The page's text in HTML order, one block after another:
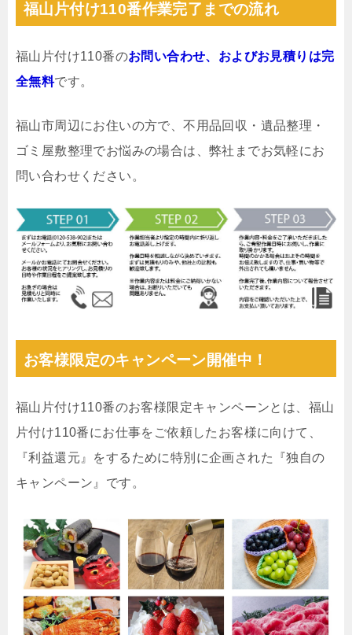
福山片付け110番作業完了までの流れ
福山片付け110番のお問い合わせ、およびお見積りは完
全無料です。
福山市周辺にお住いの方で、不用品回収・遺品整理・
ゴミ屋敷整理でお悩みの場合は、弊社までお気軽にお
問い合わせください。
お客様限定のキャンペーン開催中！
福山片付け110番のお客様限定キャンペーンとは、福山
片付け110番にお仕事をご依頼したお客様に向けて、
『利益還元』をするために特別に企画された『独自の
キャンペーン』です。